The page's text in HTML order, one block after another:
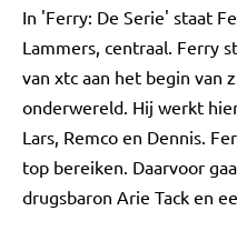
In 'Ferry: De Serie' staat
Lammers, centraal. Ferry
van xtc aan het begin van
onderwereld. Hij werkt
Lars, Remco en Dennis.
top bereiken. Daarvoor
drugsbaron Arie Tack en